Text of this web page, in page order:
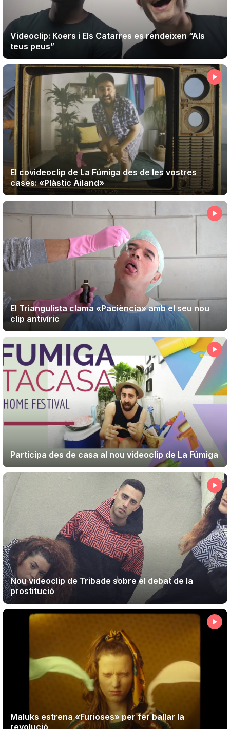
Videoclip: Koers i Els Catarres es rendeixen “Als
teus peus”
El covideoclip de La Fúmiga des de les vostres
cases: «Plàstic Àiland»
El Triangulista clama «Paciència» amb el seu nou
clip antivíric
Participa des de casa al nou videoclip de La Fúmiga
Nou videoclip de Tribade sobre el debat de la
prostitució
Maluks estrena «Furioses» per fer ballar la